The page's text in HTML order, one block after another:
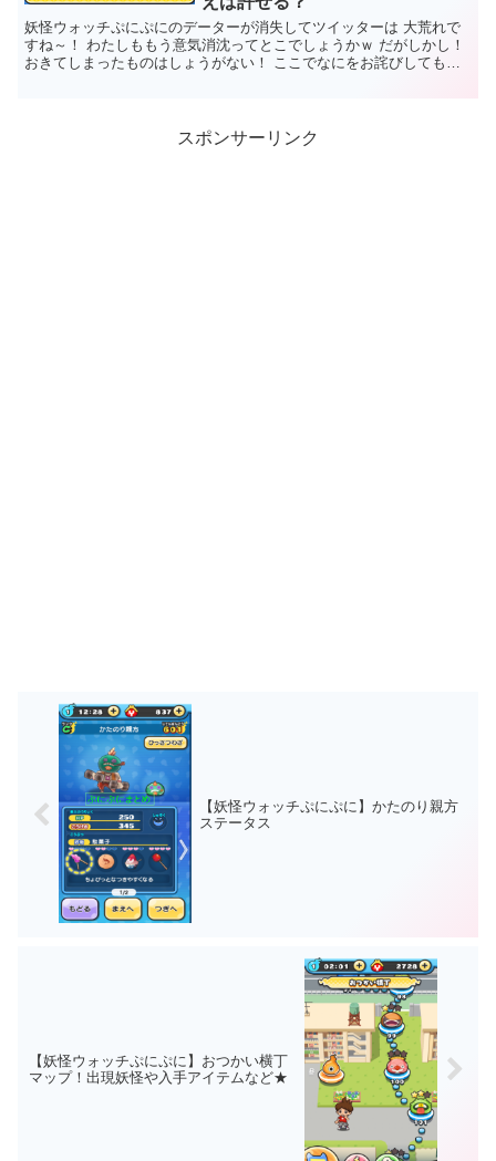
妖怪ウォッチぷにぷにのデーターが消失してツイッターは 大荒れで
すね～！ わたしももう意気消沈ってとこでしょうかｗ だがしかし！
おきてしまったものはしょうがない！ ここでなにをお詫びしてもら
スポンサーリンク
【妖怪ウォッチぷにぷに】かたのり親方
ステータス
【妖怪ウォッチぷにぷに】おつかい横丁
マップ！出現妖怪や入手アイテムなど★